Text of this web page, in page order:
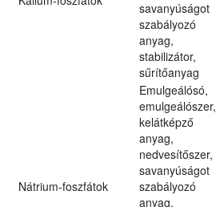
savanyúságot
szabályozó
anyag,
stabilizátor,
sűrítőanyag
Nátrium-foszfátok
Emulgeálósó,
emulgeálószer,
kelátképző
anyag,
nedvesítőszer,
savanyúságot
szabályozó
anyag,